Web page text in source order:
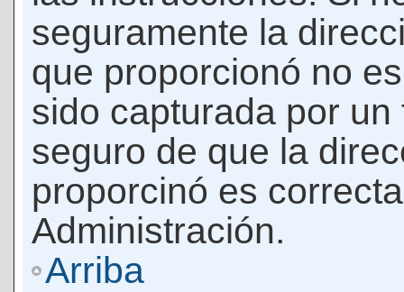
seguramente la
que proporcionó no
sido capturada por
seguro de que la
proporcinó es
Administración.
Arriba